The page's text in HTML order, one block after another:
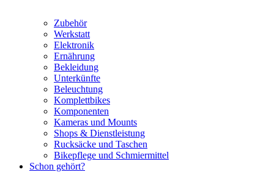
Zubehör
Werkstatt
Elektronik
Ernährung
Bekleidung
Unterkünfte
Beleuchtung
Komplettbikes
Komponenten
Kameras und Mounts
Shops & Dienstleistung
Rucksäcke und Taschen
Bikepflege und Schmiermittel
Schon gehört?